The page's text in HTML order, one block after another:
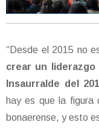
“Desde el 2015 no
crear un
Insaurralde del
hay es que la figura
bonaerense, y esto